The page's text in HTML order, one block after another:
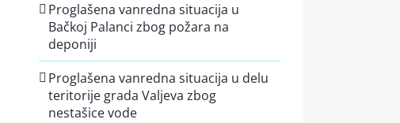
Proglašena vanredna situacija u
Bačkoj Palanci zbog požara na
deponiji
Proglašena vanredna situacija u delu
teritorije grada Valjeva zbog
nestašice vode